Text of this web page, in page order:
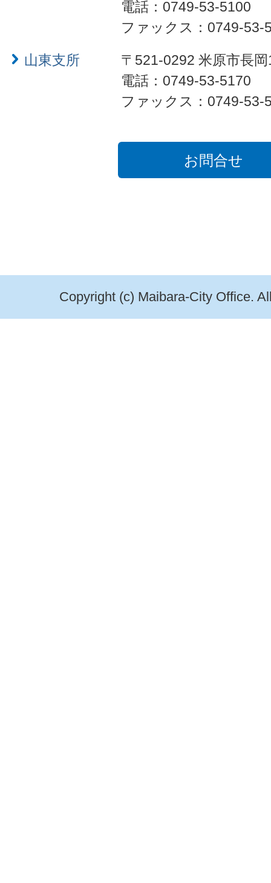
電話：0749-53-5100
ファックス：0749-53-
山東支所
〒521-0292 米原市長
電話：0749-53-5170
ファックス：0749-53-
お問合せ
Copyright (c) Maibara-City Office.